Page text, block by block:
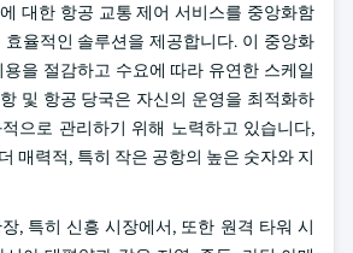
대한 항공 교통 제어 서비스를 중앙화함
율적인 솔루션을 제공합니다. 이 중앙화
을 절감하고 수요에 따라 유연한 스케일
및 항공 당국은 자신의 운영을 최적화하
으로 관리하기 위해 노력하고 있습니다,
매력적, 특히 작은 공항의 높은 숫자와 지
, 특히 신흥 시장에서, 또한 원격 타워 시